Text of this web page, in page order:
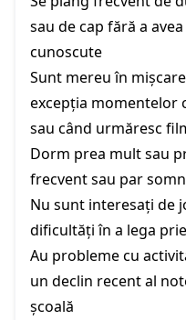
sau de cap fără a
cunoscute
Sunt mereu în
excepția momentelor
sau când urmăresc
Dorm prea mult sau
frecvent sau par
Nu sunt interesați de
dificultăți în a lega
Au probleme cu
un declin recent al
școală